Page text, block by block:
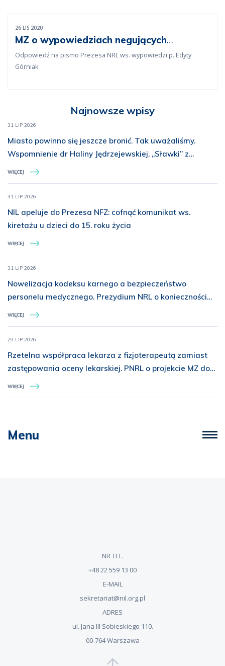
Najnowsze wpisy
31 LIP 2026
Miasto powinno się jeszcze bronić. Tak uważaliśmy.
Wspomnienie dr Haliny Jędrzejewskiej, „Sławki” z
Batalionu „Miotła”
WIĘCEJ
31 LIP 2026
NIL apeluje do Prezesa NFZ: cofnąć komunikat ws.
kiretażu u dzieci do 15. roku życia
WIĘCEJ
31 LIP 2026
Nowelizacja kodeksu karnego a bezpieczeństwo
personelu medycznego. Prezydium NRL o konieczności
rozszerzenia ochrony prawnej
WIĘCEJ
29 LIP 2026
Rzetelna współpraca lekarza z fizjoterapeutą zamiast
zastępowania oceny lekarskiej. PNRL o projekcie MZ dot.
świadczeń z zakresu rehabilitacji medycznej
WIĘCEJ
Menu
26 LIS 2020
MZ o wypowiedziach negujących
epidemię koronawirusa
Odpowiedź na pismo Prezesa NRL ws. wypowiedzi p. Edyty
Górniak
NR TEL.
+48 22 559 13 00
E-MAIL
sekretariat@nil.org.pl
ADRES
ul. Jana III Sobieskiego 110.
00-764 Warszawa